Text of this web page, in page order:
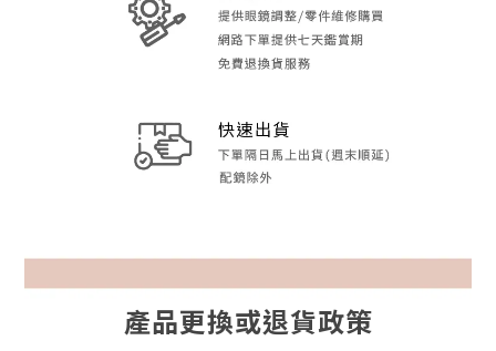
產品更換或退貨政策